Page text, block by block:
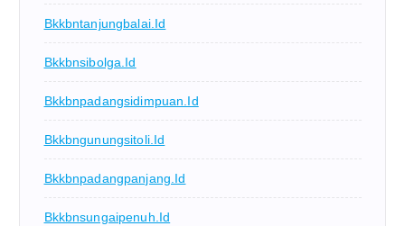
Bkkbntanjungbalai.id
Bkkbnsibolga.id
Bkkbnpadangsidimpuan.id
Bkkbngunungsitoli.id
Bkkbnpadangpanjang.id
Bkkbnsungaipenuh.id